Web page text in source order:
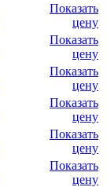
Показать
цену
Показать
цену
Показать
цену
Показать
цену
Показать
цену
Показать
цену